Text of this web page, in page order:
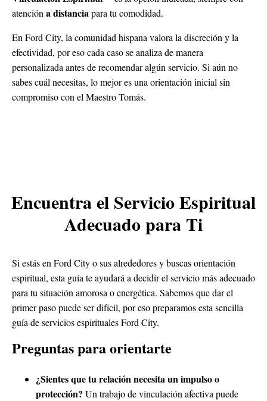
atención a distancia para tu comodidad.
En Ford City, la comunidad hispana valora la discreción y la
efectividad, por eso cada caso se analiza de manera
personalizada antes de recomendar algún servicio. Si aún no
sabes cuál necesitas, lo mejor es una orientación inicial sin
compromiso con el Maestro Tomás.
Encuentra el Servicio Espiritual
Adecuado para Ti
Si estás en Ford City o sus alrededores y buscas orientación
espiritual, esta guía te ayudará a decidir el servicio más adecuado
para tu situación amorosa o energética. Sabemos que dar el
primer paso puede ser difícil, por eso preparamos esta sencilla
guía de servicios espirituales Ford City.
Preguntas para orientarte
¿Sientes que tu relación necesita un impulso o
protección? Un trabajo de vinculación afectiva puede